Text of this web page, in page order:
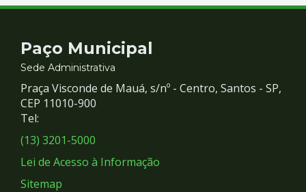
Contato
e
Redes
Sociais
Paço Municipal
Sede Administrativa
Praça Visconde de Mauá, s/nº - Centro, Santos - SP,
CEP 11010-900
Tel:
(13) 3201-5000
Lei de Acesso à Informação
Sitemap